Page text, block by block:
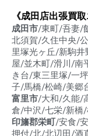
《成田店出張買取
成田市/東町/吾妻/
北須賀/久住中央/
里塚光ヶ丘/新駒
屋/並木町/滑川/南
き台/東三里塚/一
子/馬橋/松崎/美郷
富里市/大和/久能/
倉/中沢/七栄/新橋
印旛郡栄町/安食/